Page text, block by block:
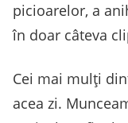
picioarelor, a
în doar câteva
Cei mai mulți
acea zi.